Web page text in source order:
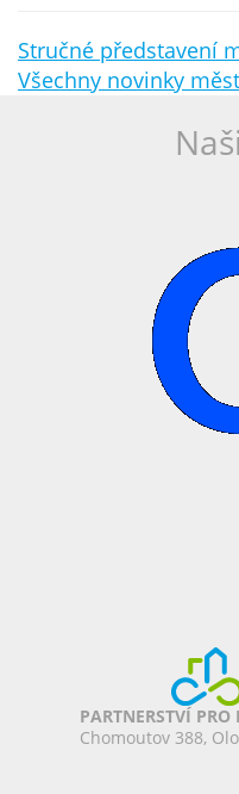
Stručné představení
Všechny novinky
PARTNERSTVÍ
Chomoutov 388,